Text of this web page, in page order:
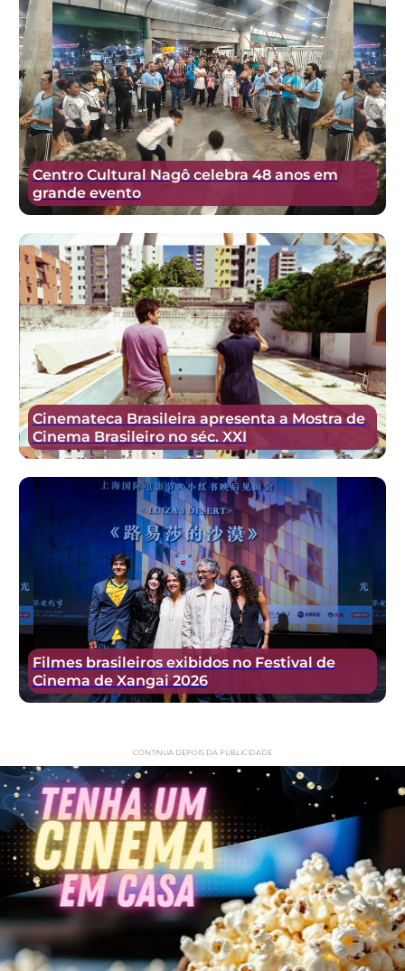
Centro Cultural Nagô celebra 48 anos em
grande evento
Cinemateca Brasileira apresenta a Mostra de
Cinema Brasileiro no séc. XXI
Filmes brasileiros exibidos no Festival de
Cinema de Xangai 2026
CONTINUA DEPOIS DA PUBLICIDADE